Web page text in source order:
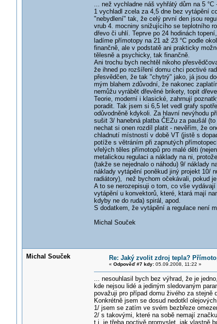
... než vychladne náš vyhřátý dům na 5
1 vychladl zcela za 4,5 dne bez vytápění
"nebydlení" tak, že celý první den jsou
vrub 4. mocniny snižujícího se teplotního
dřevo či uhlí. Teprve po 24 hodinách
ladíme přímotopy na 21 až 23 °C podle
finančně, ale v podstatě ani prakticky
tělesně a psychicky, tak finančně.
Ani trochu bych nechtěl nikoho
že ihned po rozšíření domu chci poctivé
přesvědčen, že tak "chytrý" jako, já jsou
mým blahem zdůvodní, že nakonec
nemůžu vyrábět dřevěné brikety, topit
Teorie, moderní i klasické, zahrnují
poradit. Tak jsem si 6,5 let vedl grafy
odůvodněně kdykoli. Za hlavní nevýhodu
sušit 3/ hanebná platba ČEZu za paušál
nechat si onen rozdíl platit - nevěřím, že
chladnutí místností v době VT (jistě s
potíže s větráním při zapnutých
vřelých těles přímotopů pro malé děti
metalickou regulaci a náklady na ni,
(takže se nejednalo o náhodu) 9/ náklady
náklady vytápění poněkud jiný projekt 10/
radiátory), než bychom očekávali, pokud
A to se nerozepisuji o tom, co vše
vytápění u konvektorů, které, ktará mají
kdyby ne do ruda) spirál, apod.
S dodatkem, že vytápění a regulace není
Michal Souček
Michal Souček Re: Jaký zvolit zdroj tepla?
« Odpověď #7 kdy:05.09.2008, 11:22 »
... nesouhlasil bych bez výhrad, že je
kde nejsou lidé a jediným sledovaným
považuji pro případ domu živého za stejně
Konkrétně jsem se dosud nedotkl
1/ jsem se zatím ve svém bezbřeze
2/ s takovými, které na sobě nemají
t.j. je třeba poctivě promyslet, jak vlastně